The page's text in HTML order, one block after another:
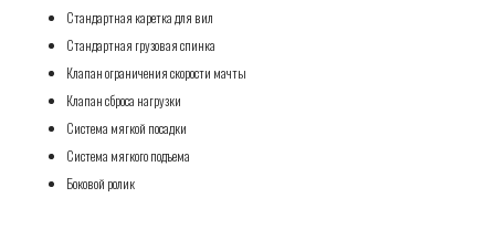
Стандартная каретка для вил
Стандартная грузовая спинка
Клапан ограничения скорости мачты
Клапан сброса нагрузки
Система мягкой посадки
Система мягкого подъема
Боковой ролик